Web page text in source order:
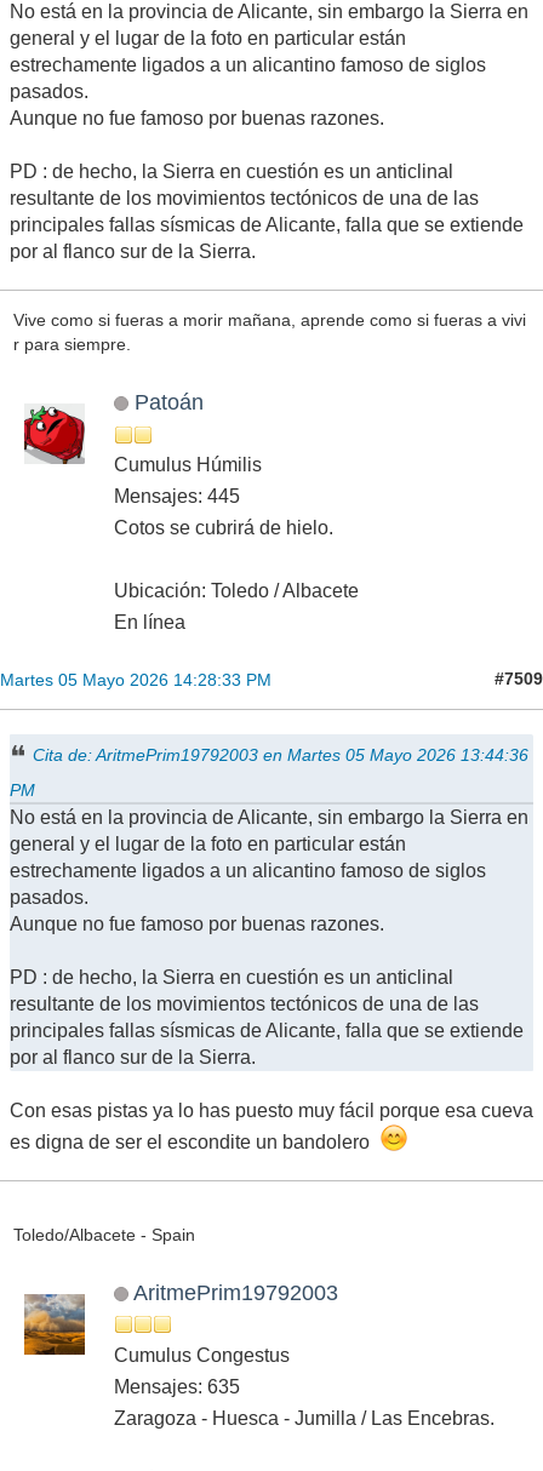
No está en la provincia de Alicante, sin embargo la Sierra en
general y el lugar de la foto en particular están
estrechamente ligados a un alicantino famoso de siglos
pasados.
Aunque no fue famoso por buenas razones.
PD : de hecho, la Sierra en cuestión es un anticlinal
resultante de los movimientos tectónicos de una de las
principales fallas sísmicas de Alicante, falla que se extiende
por al flanco sur de la Sierra.
Vive como si fueras a morir mañana, aprende como si fueras a vivi
r para siempre.
Patoán
Cumulus Húmilis
Mensajes: 445
Cotos se cubrirá de hielo.
Ubicación: Toledo / Albacete
En línea
Martes 05 Mayo 2026 14:28:33 PM #7509
Cita de: AritmePrim19792003 en Martes 05 Mayo 2026 13:44:36
PM
No está en la provincia de Alicante, sin embargo la Sierra en
general y el lugar de la foto en particular están
estrechamente ligados a un alicantino famoso de siglos
pasados.
Aunque no fue famoso por buenas razones.
PD : de hecho, la Sierra en cuestión es un anticlinal
resultante de los movimientos tectónicos de una de las
principales fallas sísmicas de Alicante, falla que se extiende
por al flanco sur de la Sierra.
Con esas pistas ya lo has puesto muy fácil porque esa cueva
es digna de ser el escondite un bandolero
Toledo/Albacete - Spain
AritmePrim19792003
Cumulus Congestus
Mensajes: 635
Zaragoza - Huesca - Jumilla / Las Encebras.